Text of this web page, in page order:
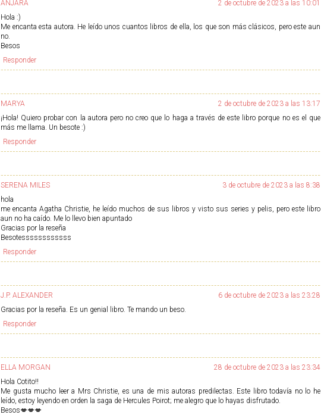
ANJARA
2 de octubre de 2023 a las 10:01
Hola :)
Me encanta esta autora. He leído unos cuantos libros de ella, los que son más clásicos, pero este aun
no.
Besos
Responder
MARYA
2 de octubre de 2023 a las 13:17
¡Hola! Quiero probar con la autora pero no creo que lo haga a través de este libro porque no es el que
más me llama. Un besote :)
Responder
SERENA MILES
3 de octubre de 2023 a las 8:38
hola
me encanta Agatha Christie, he leído muchos de sus libros y visto sus series y pelis, pero este libro
aun no ha caído. Me lo llevo bien apuntado
Gracias por la reseña
Besotessssssssssss
Responder
J.P. ALEXANDER
6 de octubre de 2023 a las 23:28
Gracias por la reseña. Es un genial libro. Te mando un beso.
Responder
ELLA MORGAN
28 de octubre de 2023 a las 23:34
Hola Cotito!!
Me gusta mucho leer a Mrs Christie, es una de mis autoras predilectas. Este libro todavía no lo he
leído, estoy leyendo en orden la saga de Hercules Poirot; me alegro que lo hayas disfrutado.
Besos💋💋💋